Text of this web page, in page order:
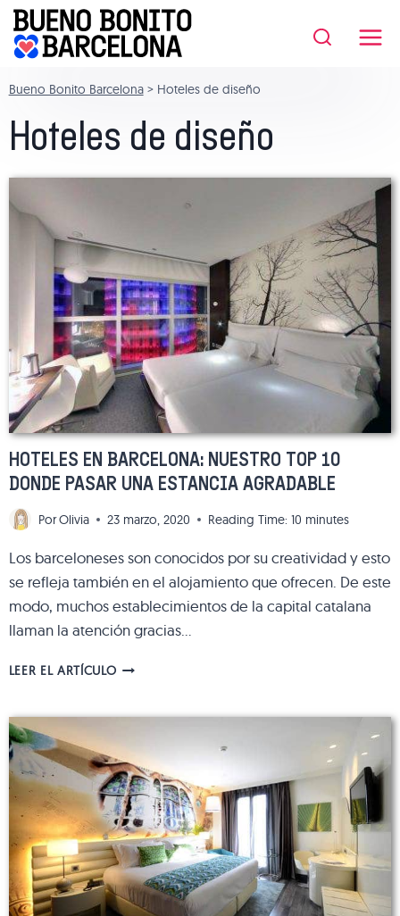
Saltar
contenido
Bueno Bonito Barcelona> Hoteles de diseño
Hoteles de diseño
HOTELES EN BARCELONA: NUESTRO TOP 10
DONDE PASAR UNA ESTANCIA AGRADABLE
Por Olivia 23 marzo, 2020 Reading Time: 10 minutes
Los barceloneses son conocidos por su creatividad y esto
se refleja también en el alojamiento que ofrecen. De este
modo, muchos establecimientos de la capital catalana
llaman la atención gracias…
LEER EL ARTÍCULOHOTELES
NUESTRO
10
DONDE
PASAR
UNA
ESTANCIA
AGRADABLE